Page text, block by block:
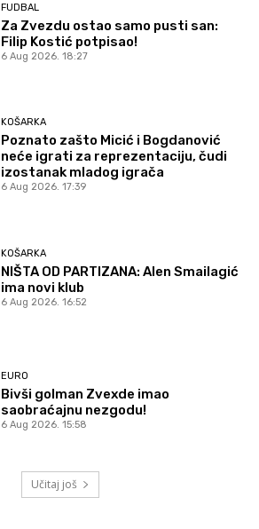
FUDBAL
Za Zvezdu ostao samo pusti san:
Filip Kostić potpisao!
6 Aug 2026. 18:27
KOŠARKA
Poznato zašto Micić i Bogdanović
neće igrati za reprezentaciju, čudi
izostanak mladog igrača
6 Aug 2026. 17:39
KOŠARKA
NIŠTA OD PARTIZANA: Alen Smailagić
ima novi klub
6 Aug 2026. 16:52
EURO
Bivši golman Zvexde imao
saobraćajnu nezgodu!
6 Aug 2026. 15:58
Učitaj još